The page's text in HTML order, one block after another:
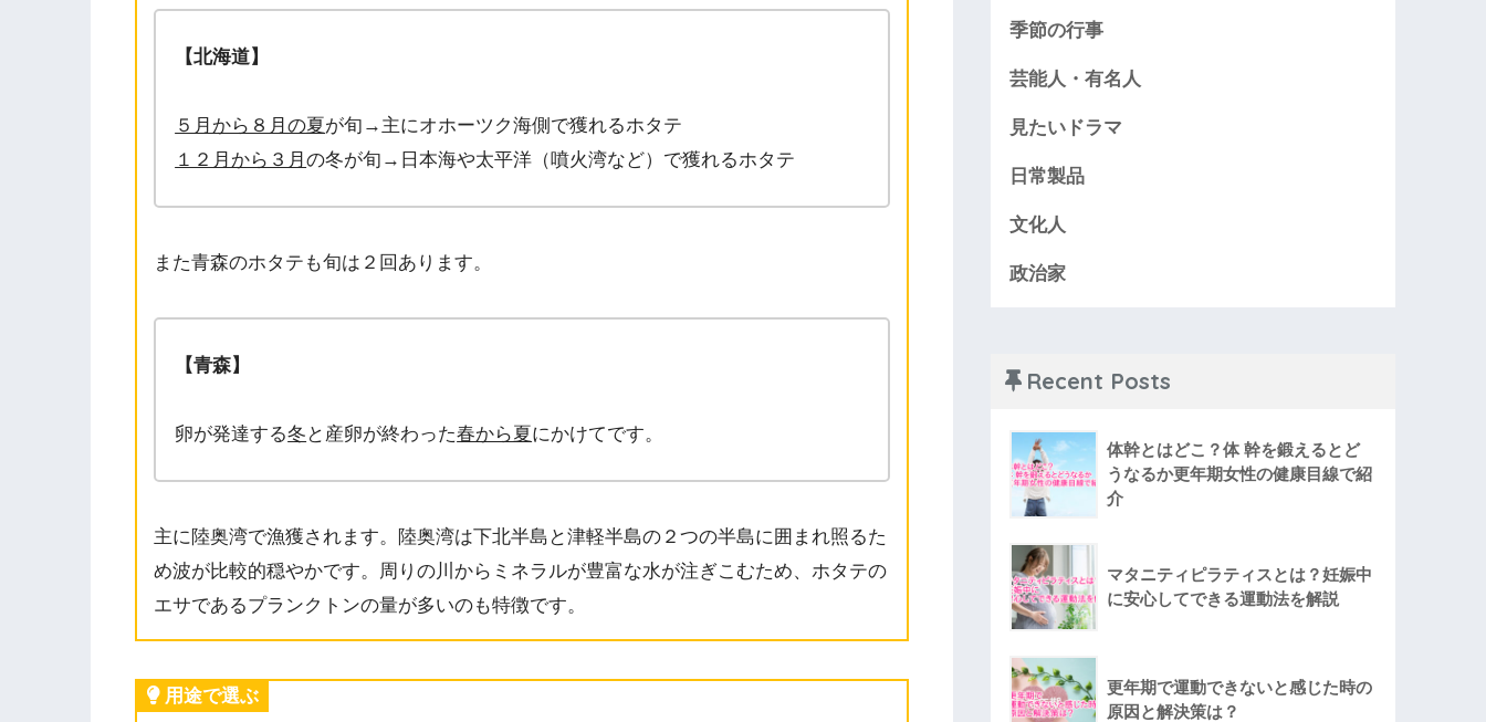
【北海道】
５月から８月の夏が旬→主にオホーツク海側で獲れるホタテ
１２月から３月の冬が旬→日本海や太平洋（噴火湾など）で獲れるホタテ
また青森のホタテも旬は２回あります。
【青森】
卵が発達する冬 と産卵が終わった春から夏にかけてです。
主に陸奥湾で漁獲されます。陸奥湾は下北半島と津軽半島の２つの半島に囲まれ照るた
め波が比較的穏やかです。周りの川からミネラルが豊富な水が注ぎこむため、ホタテの
エサであるプランクトンの量が多いのも特徴です。
用途で選ぶ
季節の行事
芸能人・有名人
見たいドラマ
日常製品
文化人
政治家
Recent Posts
体幹とはどこ？体 幹を鍛えるとど
うなるか更年期女性の健康目線で紹
介
マタニティピラティスとは？妊娠中
に安心してできる運動法を解説
更年期で運動できないと感じた時の
原因と解決策は？